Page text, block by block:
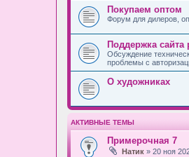
Покупаем оптом
Форум для дилеров,
Поддержка сайта
Обсуждение
проблемы с
О художниках
АКТИВНЫЕ ТЕМЫ
Примерочная 7
Натик » 20 ноя